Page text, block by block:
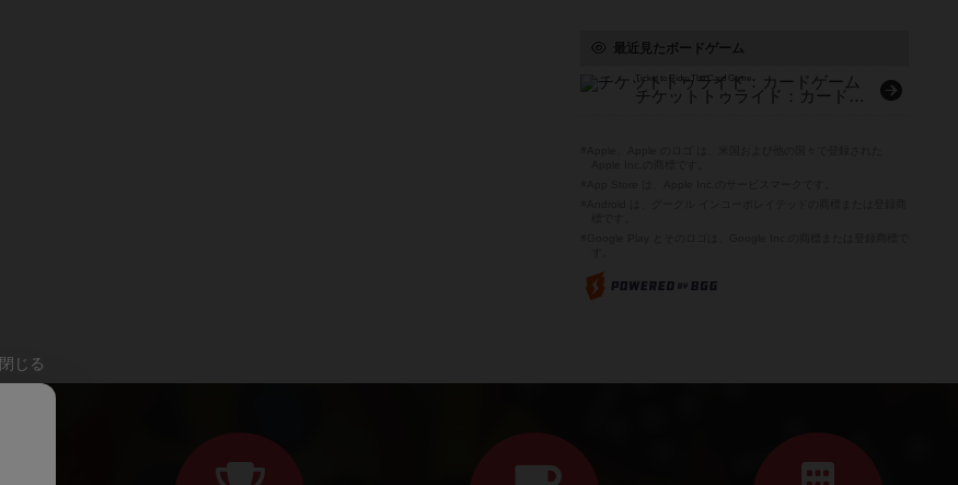
最近見たボードゲーム
Ticket to Ride: The Card Game
チケットトゥライド：カードゲーム
閉じる